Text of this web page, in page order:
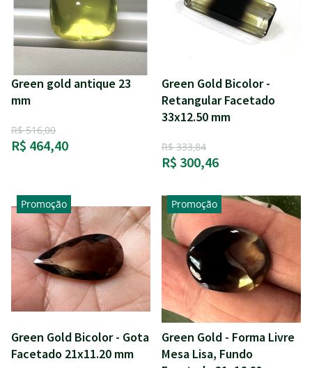
Green gold antique 23
mm
R$ 516,00
R$ 464,40
Green Gold Bicolor -
Retangular Facetado
33x12.50 mm
R$ 333,84
R$ 300,46
Promoção
Green Gold Bicolor - Gota
Facetado 21x11.20 mm
Promoção
Green Gold - Forma Livre
Mesa Lisa, Fundo